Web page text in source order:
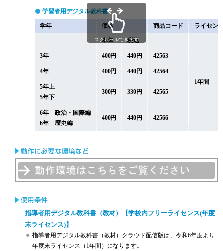
学習者用デジタル教科書
学年 価格 商品コード ライセン
本体 税込
1年間
3年 400円 440円 42563
4年 400円 440円 42564
5年上
5年下
300円 330円 42565
6年 政治・国際編
6年 歴史編
400円 440円 42566
スクロールできます
指導者用デジタル教科書（教材）【学校内フリーライセンス(年度
末ライセンス)】
指導者用デジタル教科書（教材）クラウド配信版は、令和6年度より
年度末ライセンス（1年間）になります。